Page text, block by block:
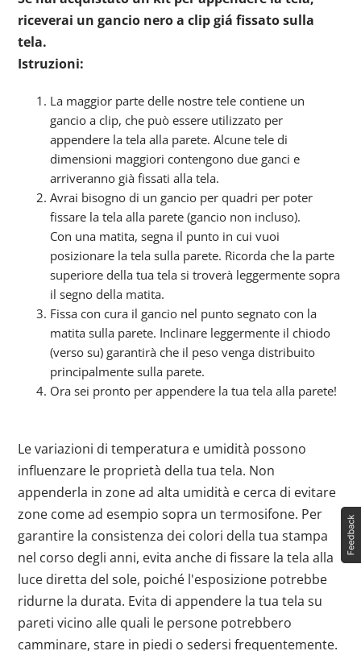
riceverai un gancio nero a clip giá fissato sulla
tela.
Istruzioni:
La maggior parte delle nostre tele contiene un
gancio a clip, che può essere utilizzato per
appendere la tela alla parete. Alcune tele di
dimensioni maggiori contengono due ganci e
arriveranno già fissati alla tela.
Avrai bisogno di un gancio per quadri per poter
fissare la tela alla parete (gancio non incluso).
Con una matita, segna il punto in cui vuoi
posizionare la tela sulla parete. Ricorda che la parte
superiore della tua tela si troverà leggermente sopra
il segno della matita.
Fissa con cura il gancio nel punto segnato con la
matita sulla parete. Inclinare leggermente il chiodo
(verso su) garantirà che il peso venga distribuito
principalmente sulla parete.
Ora sei pronto per appendere la tua tela alla parete!
Le variazioni di temperatura e umidità possono
influenzare le proprietà della tua tela. Non
appenderla in zone ad alta umidità e cerca di evitare
zone come ad esempio sopra un termosifone. Per
garantire la consistenza dei colori della tua stampa
nel corso degli anni, evita anche di fissare la tela alla
luce diretta del sole, poiché l'esposizione potrebbe
ridurne la durata. Evita di appendere la tua tela su
pareti vicino alle quali le persone potrebbero
camminare, stare in piedi o sedersi frequentemente.